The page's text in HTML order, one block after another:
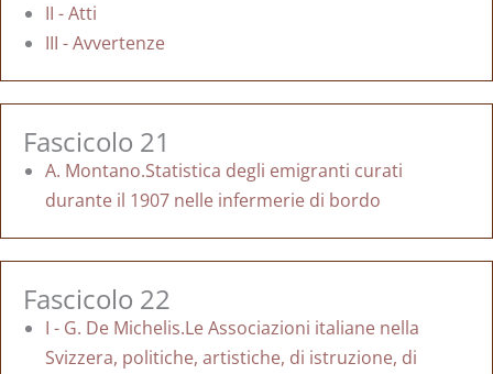
II - Atti
III - Avvertenze
Fascicolo 21
A. Montano.Statistica degli emigranti curati
durante il 1907 nelle infermerie di bordo
Fascicolo 22
I - G. De Michelis.Le Associazioni italiane nella
Svizzera, politiche, artistiche, di istruzione, di